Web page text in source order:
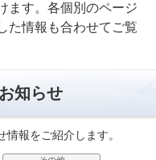
ます。各個別のページ
た情報も合わせてご覧
知らせ
情報をご紹介します。